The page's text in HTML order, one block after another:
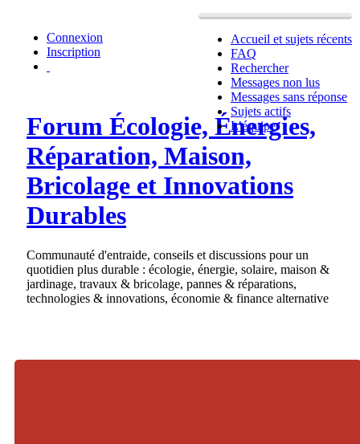
Accueil et sujets récents
FAQ
Rechercher
Messages non lus
Messages sans réponse
Sujets actifs
L’équipe
Connexion
Inscription
Forum Écologie, Énergies,
Réparation, Maison,
Bricolage et Innovations
Durables
Communauté d'entraide, conseils et discussions pour un
quotidien plus durable : écologie, énergie, solaire, maison &
jardinage, travaux & bricolage, pannes & réparations,
technologies & innovations, économie & finance alternative